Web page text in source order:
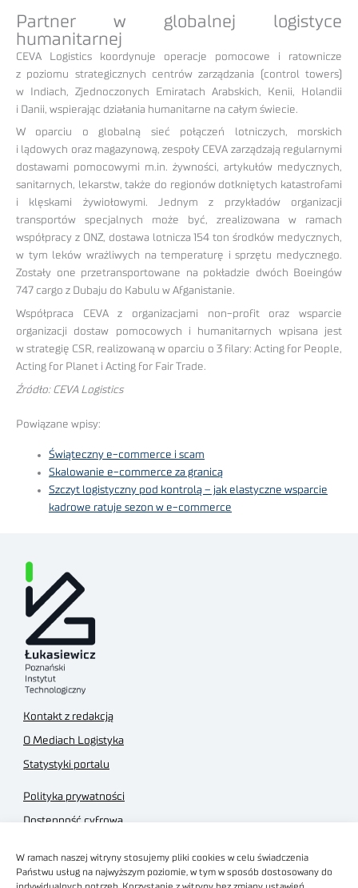
W ramach naszej witryny stosujemy pliki cookies w celu świadczenia
Państwu usług na najwyższym poziomie, w tym w sposób dostosowany do
Partner w globalnej logistyce
humanitarnej
CEVA Logistics koordynuje operacje pomocowe i ratownicze
z poziomu strategicznych centrów zarządzania (control towers)
w Indiach, Zjednoczonych Emiratach Arabskich, Kenii, Holandii
i Danii, wspierając działania humanitarne na całym świecie.
W oparciu o globalną sieć połączeń lotniczych, morskich
i lądowych oraz magazynową, zespoły CEVA zarządzają regularnymi
dostawami pomocowymi m.in. żywności, artykułów medycznych,
sanitarnych, lekarstw, także do regionów dotkniętych katastrofami
i klęskami żywiołowymi. Jednym z przykładów organizacji
transportów specjalnych może być, zrealizowana w ramach
współpracy z ONZ, dostawa lotnicza 154 ton środków medycznych,
w tym leków wrażliwych na temperaturę i sprzętu medycznego.
Zostały one przetransportowane na pokładzie dwóch Boeingów
747 cargo z Dubaju do Kabulu w Afganistanie.
Współpraca CEVA z organizacjami non-profit oraz wsparcie
organizacji dostaw pomocowych i humanitarnych wpisana jest
w strategię CSR, realizowaną w oparciu o 3 filary: Acting for People,
Acting for Planet i Acting for Fair Trade.
Źródło: CEVA Logistics
Powiązane wpisy:
Świąteczny e-commerce i scam
Skalowanie e-commerce za granicą
Szczyt logistyczny pod kontrolą – jak elastyczne wsparcie
kadrowe ratuje sezon w e-commerce
Kontakt z redakcją
O Mediach Logistyka
Statystyki portalu
Polityka prywatności
Dostępność cyfrowa
Regulamin sklepu